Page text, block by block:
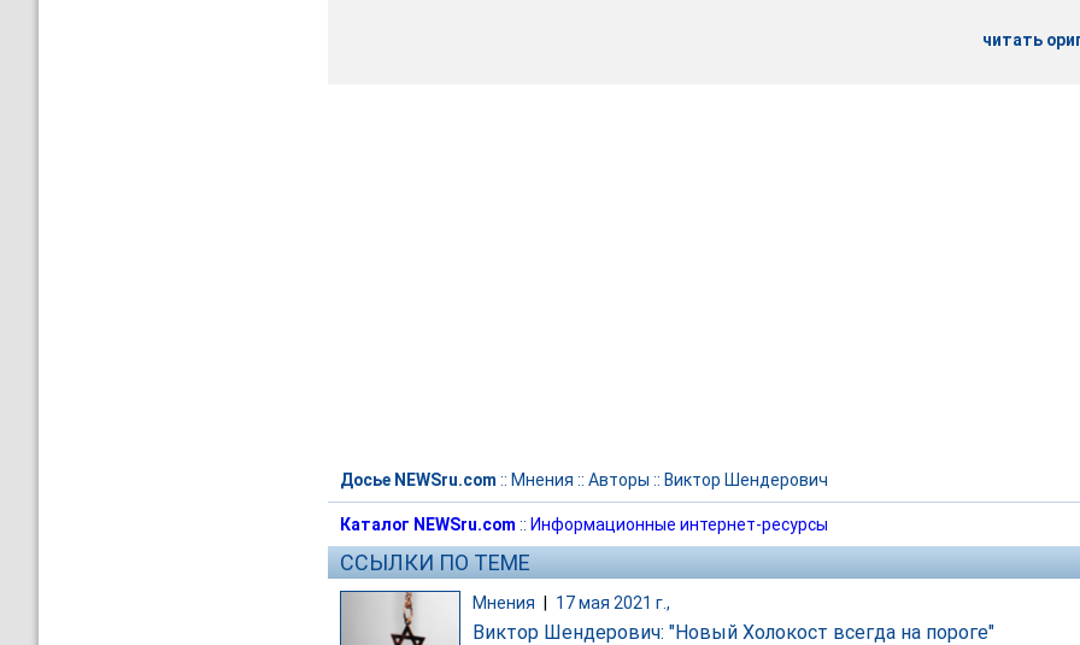
читать
Досье NEWSru.com :: Мнения :: Авторы :: Виктор Шендерович
Каталог NEWSru.com :: Информационные интернет-ресурсы
ССЫЛКИ ПО ТЕМЕ
Мнения 17 мая 2021 г.,
Виктор Шендерович: "Новый Холокост всегда на пороге"